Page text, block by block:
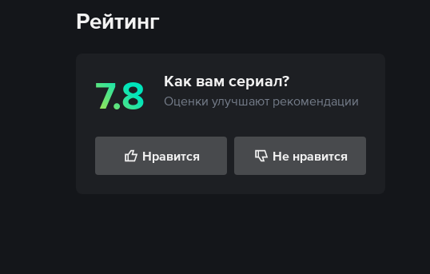
Рейтинг
7.8 Как вам сериал?
Оценки улучшают рекомендации
Нравится Не нравится